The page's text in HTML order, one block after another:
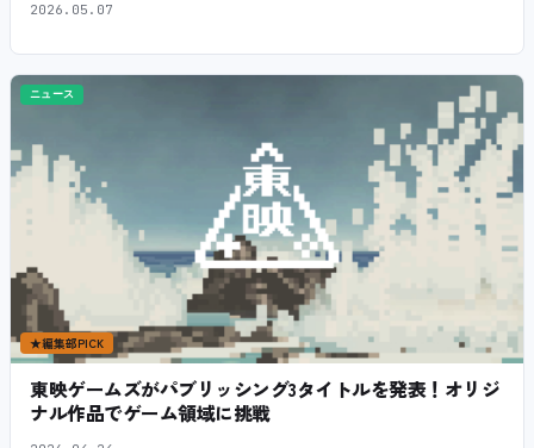
2026.05.07
ニュース
★編集部PICK
東映ゲームズがパブリッシング3タイトルを発表！オリジ
ナル作品でゲーム領域に挑戦